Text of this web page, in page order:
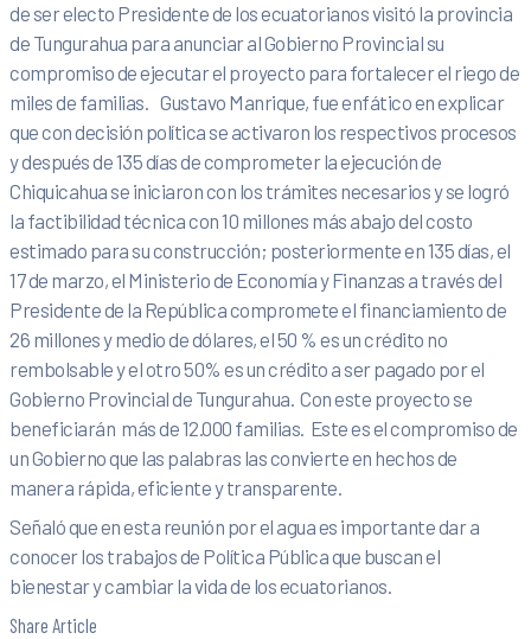
de ser electo Presidente de los ecuatorianos visitó la provincia
de Tungurahua para anunciar al Gobierno Provincial su
compromiso de ejecutar el proyecto para fortalecer el riego de
miles de familias. Gustavo Manrique, fue enfático en explicar
que con decisión política se activaron los respectivos procesos
y después de 135 días de comprometer la ejecución de
Chiquicahua se iniciaron con los trámites necesarios y se logró
la factibilidad técnica con 10 millones más abajo del costo
estimado para su construcción; posteriormente en 135 días, el
17 de marzo, el Ministerio de Economía y Finanzas a través del
Presidente de la República compromete el financiamiento de
26 millones y medio de dólares, el 50 % es un crédito no
rembolsable y el otro 50% es un crédito a ser pagado por el
Gobierno Provincial de Tungurahua. Con este proyecto se
beneficiarán más de 12.000 familias. Este es el compromiso de
un Gobierno que las palabras las convierte en hechos de
manera rápida, eficiente y transparente.
Señaló que en esta reunión por el agua es importante dar a
conocer los trabajos de Política Pública que buscan el
bienestar y cambiar la vida de los ecuatorianos.
Share Article